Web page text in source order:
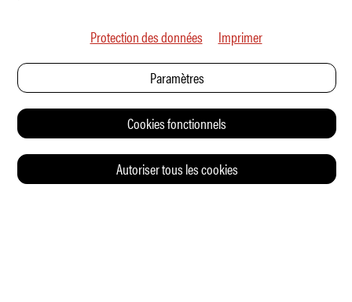
Protection des données Imprimer
Paramètres
Cookies fonctionnels
Autoriser tous les cookies